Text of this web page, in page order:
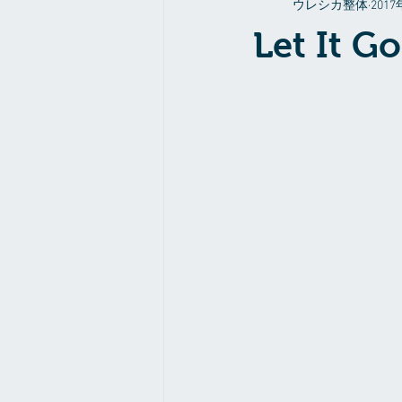
整体やお店の事だったり 症例
Let It Go
ウレシカ整体 2017